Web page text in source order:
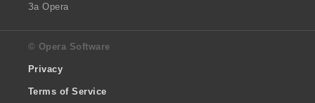
За Opera
© Opera Software
Privacy
Terms of Service